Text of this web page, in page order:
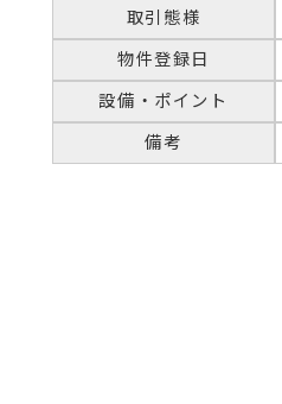
取引態様
物件登録日
設備・ポイント
備考